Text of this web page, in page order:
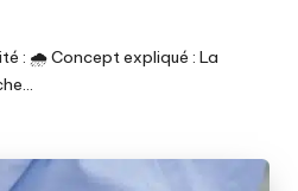
: 🌧 Concept expliqué : La